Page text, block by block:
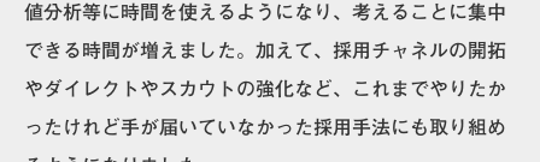
値分析等に時間を使えるようになり、考えることに集中
できる時間が増えました。加えて、採用チャネルの開拓
やダイレクトやスカウトの強化など、これまでやりたか
ったけれど手が届いていなかった採用手法にも取り組め